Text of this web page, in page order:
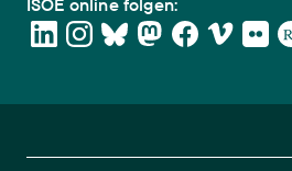
ISOE online folgen: